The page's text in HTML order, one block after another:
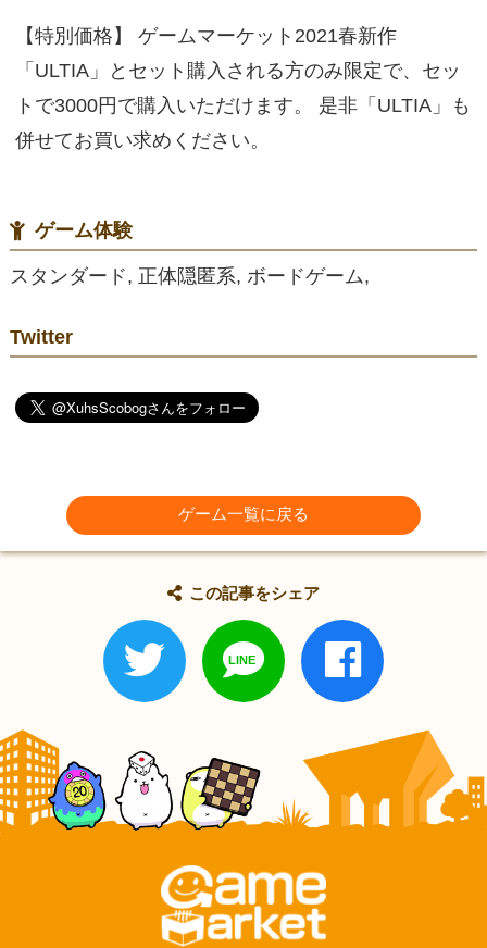
【特別価格】 ゲームマーケット2021春新作
「ULTIA」とセット購入される方のみ限定で、セッ
トで3000円で購入いただけます。 是非「ULTIA」も
併せてお買い求めください。
ゲーム体験
スタンダード, 正体隠匿系, ボードゲーム,
Twitter
ゲーム一覧に戻る
この記事をシェア